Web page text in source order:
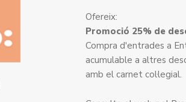
Ofereix:
Promoció 25% de
Compra d'entrades a
acumulable a altres
amb el carnet col·legial.